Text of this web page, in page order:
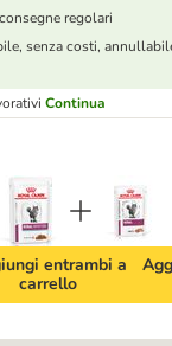
regolari
senza costi,
Continua
entrambi a
carrello